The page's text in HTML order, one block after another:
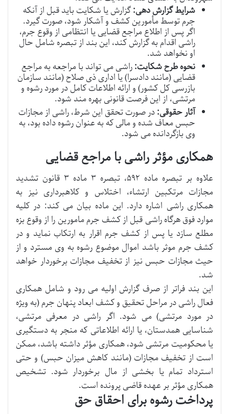
شرایط گزارش دهی:گزارش یا شکایت باید قبل از آنکه
جرم توسط مأمورین کشف و آشکار شود، صورت گیرد.
اگر پس از اطلاع مراجع قضایی یا انتظامی از وقوع جرم،
راشی اقدام به گزارش کند، این بند از تبصره شامل حال
او نخواهد شد.
نحوه طرح شکایت:راشی می تواند با مراجعه به مراجع
قضایی (مانند دادسرا) یا اداری ذی صلاح (مانند سازمان
بازرسی کل کشور) و ارائه اطلاعات کامل در مورد رشوه و
مرتشی، از این فرصت قانونی بهره مند شود.
آثار حقوقی:در صورت تحقق این شرط، راشی از مجازات
حبس معاف شده و مالی که به عنوان رشوه داده بود، به
وی بازگردانده می شود.
همکاری مؤثر راشی با مراجع قضایی
علاوه بر تبصره ماده ۵۹۲، تبصره ۳ ماده ۳ قانون تشدید
مجازات مرتکبین ارتشاء، اختلاس و کلاهبرداری نیز به
همکاری راشی اشاره دارد. این ماده بیان می کند: در کلیه
موارد فوق هرگاه راشی قبل از کشف جرم مامورین را از وقوع بزه
مطلع سازد یا پس از کشف جرم اقرار به ارتکاب نماید و در
کشف جرم موثر باشد اموال موضوع رشوه به وی مسترد و از
حیث مجازات حبس نیز از تخفیف مجازات برخوردار خواهد
شد.
این بند فراتر از صرف گزارش اولیه می رود و شامل همکاری
فعال راشی در مراحل تحقیق و کشف ابعاد پنهان جرم (به ویژه
در مورد مرتشی) می شود. اگر راشی در معرفی مرتشی،
شناسایی همدستان، یا ارائه اطلاعاتی که منجر به دستگیری
یا محکومیت مرتشی شود، همکاری مؤثر داشته باشد، ممکن
است از تخفیف مجازات (مانند کاهش میزان حبس) و حتی
استرداد تمام یا بخشی از مال برخوردار شود. تشخیص
همکاری مؤثر بر عهده قاضی پرونده است.
پرداخت رشوه برای احقاق حق